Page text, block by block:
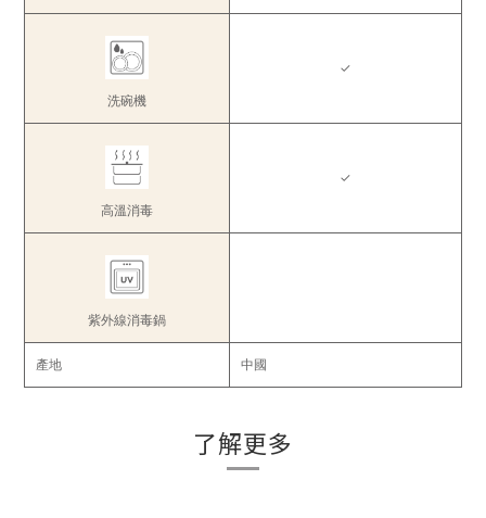
洗碗機
✓
高溫消毒
✓
紫外線消毒鍋
產地 中國
了解更多